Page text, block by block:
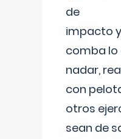
de
impacto
comba lo
nadar,
con
otros
sean de